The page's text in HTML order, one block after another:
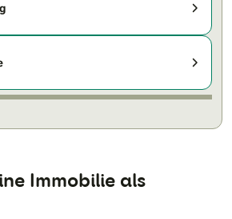
Immobilie als